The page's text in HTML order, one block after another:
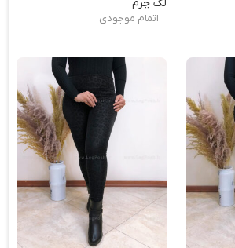
لگ چرم
اتمام موجودی